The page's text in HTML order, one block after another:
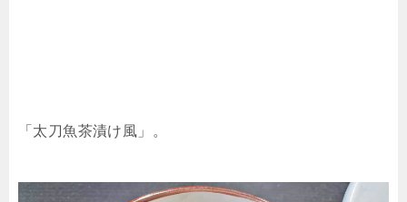
「太刀魚茶漬け風」。